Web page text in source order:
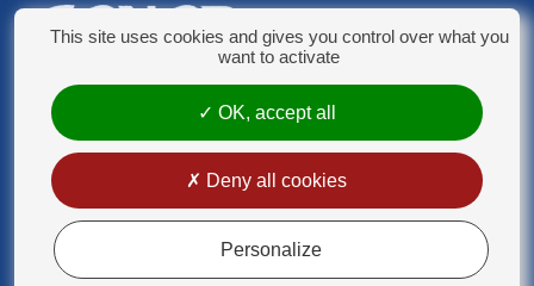
8 rue Jules Verne - 59790 Ronchin
contact@sonorplus.com
Mentions légales
Conditions générales de vente
This site uses cookies and gives you control over what you
want to activate
OK, accept all
Deny all cookies
Personalize